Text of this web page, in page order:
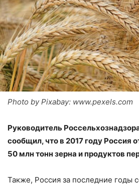
Photo by Pixabay: www.pexels.com
Руководитель
сообщил, что в 2017 году Россия
50 млн тонн зерна и продуктов
Также, Россия за последние годы